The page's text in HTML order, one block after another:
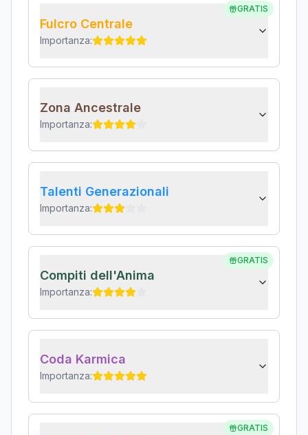
GRATIS
Fulcro Centrale
Importanza:
Zona Ancestrale
Importanza:
Talenti Generazionali
Importanza:
GRATIS
Compiti dell'Anima
Importanza:
Coda Karmica
Importanza:
GRATIS